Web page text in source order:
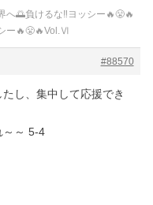
へ🌅負けるな‼️ヨッシー🔥😤🔥
ー🔥😤🔥Vol.Ⅵ
#88570
し、集中して応援でき
～～ 5-4